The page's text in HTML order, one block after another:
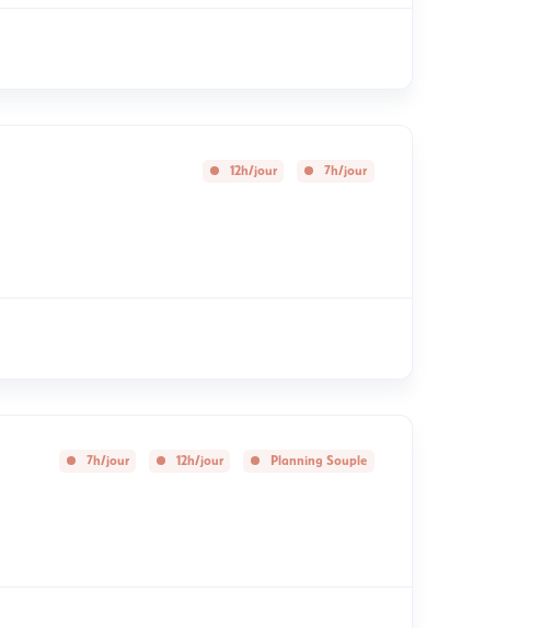
12h/jour 7h/jour
7h/jour 12h/jour Planning Souple